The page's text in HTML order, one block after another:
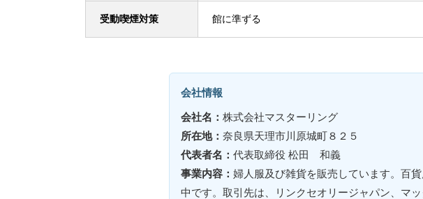
受動喫煙対策 館に準ずる
会社情報
会社名： 株式会社マスターリング
所在地： 奈良県天理市川原城町８２５
代表者名： 代表取締役 松田 和義
事業内容： 婦人服及び雑貨を販売しています。百
中です。取引先は、リンクセオリージャパン、マ